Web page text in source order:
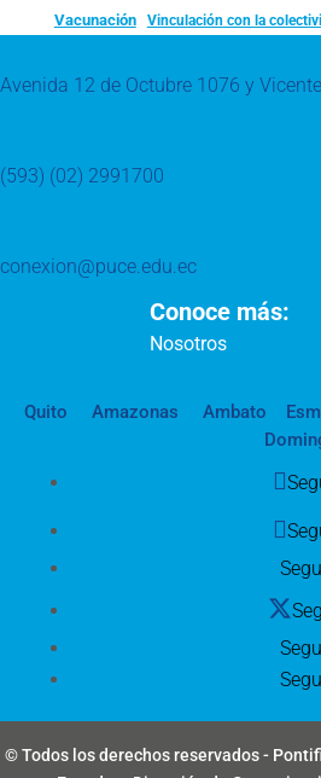
Vacunación
Vinculación con la
Avenida 12 de Octubre 1076 y
(593) (02) 2991700
conexion@puce.edu.ec
Conoce más:
Nosotros
Quito Amazonas Ambato
© Todos los derechos reservados -